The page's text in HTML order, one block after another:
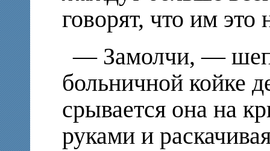
говорят, что им
— Замолчи, —
больничной
срывается она на
руками и